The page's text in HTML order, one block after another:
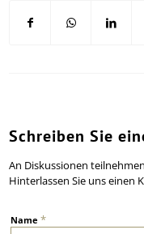
Schreiben Sie
An Diskussionen teilnehmen
Hinterlassen Sie uns einen
Name*